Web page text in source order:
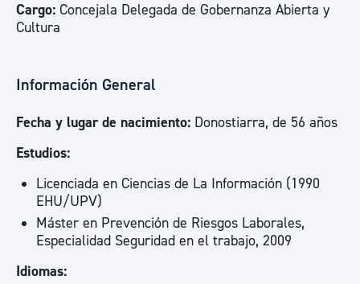
Cargo: Concejala Delegada de Gobernanza Abierta y
Cultura
Información General
Fecha y lugar de nacimiento: Donostiarra, de 56 años
Estudios:
Licenciada en Ciencias de La Información (1990
EHU/UPV)
Máster en Prevención de Riesgos Laborales,
Especialidad Seguridad en el trabajo, 2009
Idiomas: